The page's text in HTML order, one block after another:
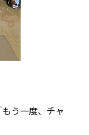
う一度、チャ